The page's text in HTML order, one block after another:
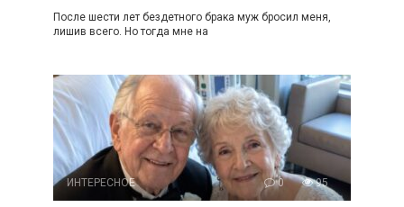
После шести лет бездетного брака муж бросил меня,
лишив всего. Но тогда мне на
ИНТЕРЕСНОЕ 0 95